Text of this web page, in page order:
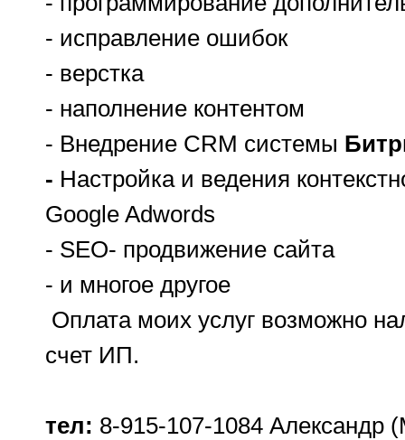
- исправление ошибок
- верстка
- наполнение контентом
- Внедрение CRM системы
- Настройка и ведения
Google Adwords
- SEO- продвижение сайта
- и многое другое
Оплата моих услуг возможно
счет ИП.
тел: 8-915-107-1084 Александр